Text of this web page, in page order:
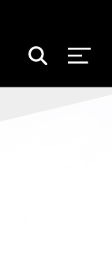
검